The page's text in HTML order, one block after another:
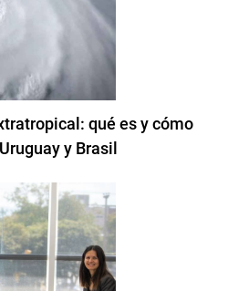
qué es y cómo
y Brasil